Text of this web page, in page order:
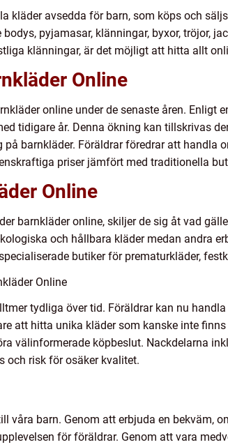
kläder avsedda för barn, som köps och
pyjamasar, klänningar, byxor, tröjor,
klänningar, är det möjligt att hitta allt
Online
online under de senaste åren. Enligt
tidigare år. Denna ökning kan tillskrivas
barnkläder. Föräldrar föredrar att handla
priser jämfört med traditionella
Online
barnkläder online, skiljer de sig åt vad
och hållbara kläder medan andra
butiker för prematurkläder,
Online
tydliga över tid. Föräldrar kan nu
att hitta unika kläder som kanske inte
välinformerade köpbeslut. Nackdelarna
och risk för osäker kvalitet.
våra barn. Genom att erbjuda en bekväm,
för föräldrar. Genom att vara